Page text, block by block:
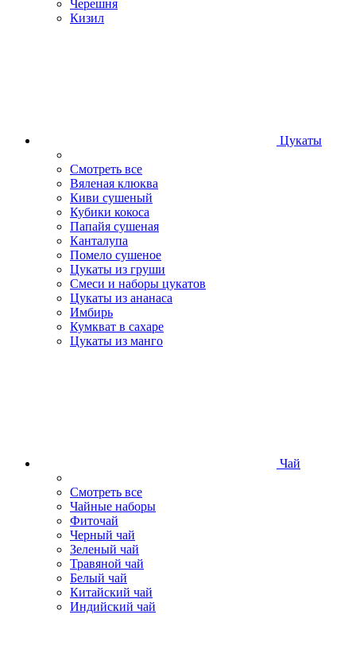
Черешня
Кизил
Цукаты
Смотреть все
Вяленая клюква
Киви сушеный
Кубики кокоса
Папайя сушеная
Канталупа
Помело сушеное
Цукаты из груши
Смеси и наборы цукатов
Цукаты из ананаса
Имбирь
Кумкват в сахаре
Цукаты из манго
Чай
Смотреть все
Чайные наборы
Фиточай
Черный чай
Зеленый чай
Травяной чай
Белый чай
Китайский чай
Индийский чай